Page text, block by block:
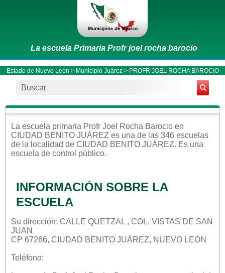
La escuela Primaria Profr joel rocha barocio
Estado de Nuevo León > Municipio Juárez> PROFR JOEL ROCHA BAROCIO
La escuela primaria Profr Joel Rocha Barocio en
CIUDAD BENITO JUÁREZ es una de las 346 escuelas
de la localidad de CIUDAD BENITO JUÁREZ. Es una
escuela de control público.
INFORMACIÓN SOBRE LA
ESCUELA
Su dirección: CALLE QUETZAL , COL. VISTAS DE SAN
JUAN
CP 67266, CIUDAD BENITO JUÁREZ, NUEVO LEÓN
Teléfono: